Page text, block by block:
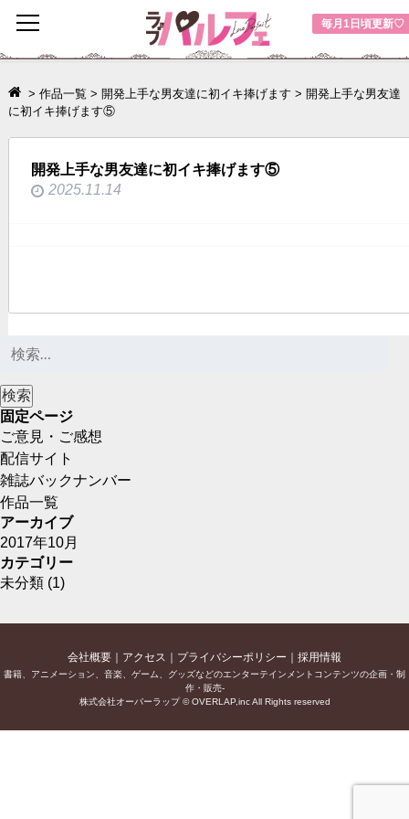
毎月1日頃更新♡
toggle
navigation
> 作品一覧 > 開発上手な男友達に初イキ捧げます > 開発上手な男友達
に初イキ捧げます⑤
開発上手な男友達に初イキ捧げます⑤
2025.11.14
固定ページ
ご意見・ご感想
配信サイト
雑誌バックナンバー
作品一覧
アーカイブ
2017年10月
カテゴリー
未分類 (1)
会社概要 アクセス プライバシーポリシー 採用情報
書籍、アニメーション、音楽、ゲーム、グッズなどのエンターテインメントコンテンツの企画・制
作・販売-
株式会社オーバーラップ © OVERLAP,inc All Rights reserved